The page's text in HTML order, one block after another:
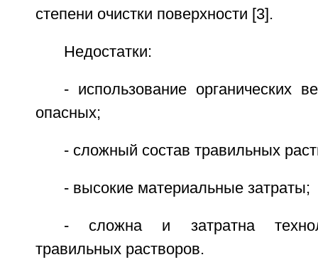
степени очистки поверхности [3].
Недостатки:
- использование органических
опасных;
- сложный состав травильных
- высокие материальные затраты;
- сложна и затратна
травильных растворов.